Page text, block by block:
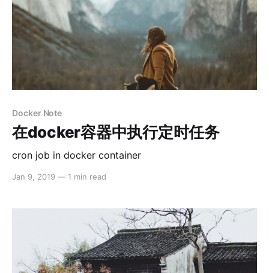
Docker Note
在docker容器中执行定时任务
cron job in docker container
Jan 9, 2019 — 1 min read